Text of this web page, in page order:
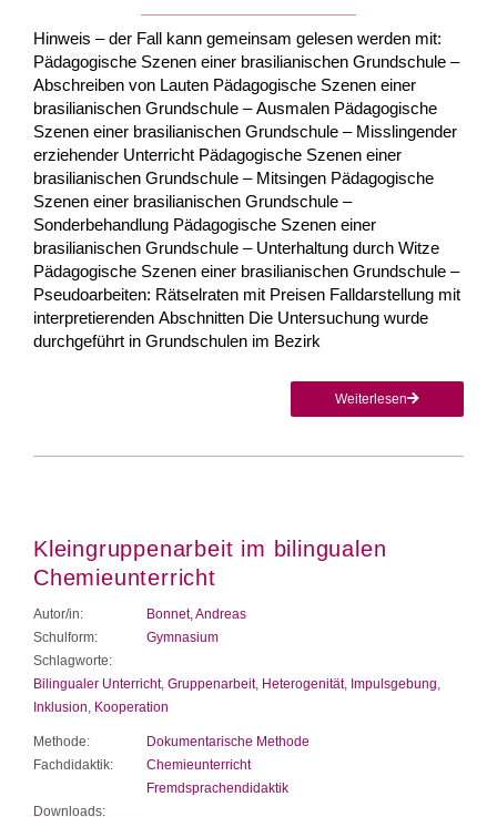
Hinweis – der Fall kann gemeinsam gelesen werden mit:
Pädagogische Szenen einer brasilianischen Grundschule –
Abschreiben von Lauten Pädagogische Szenen einer
brasilianischen Grundschule – Ausmalen Pädagogische
Szenen einer brasilianischen Grundschule – Misslingender
erziehender Unterricht Pädagogische Szenen einer
brasilianischen Grundschule – Mitsingen Pädagogische
Szenen einer brasilianischen Grundschule –
Sonderbehandlung Pädagogische Szenen einer
brasilianischen Grundschule – Unterhaltung durch Witze
Pädagogische Szenen einer brasilianischen Grundschule –
Pseudoarbeiten: Rätselraten mit Preisen Falldarstellung mit
interpretierenden Abschnitten Die Untersuchung wurde
durchgeführt in Grundschulen im Bezirk
Weiterlesen
Kleingruppenarbeit im bilingualen
Chemieunterricht
Autor/in:
Bonnet, Andreas
Schulform:
Gymnasium
Schlagworte:
Bilingualer Unterricht, Gruppenarbeit, Heterogenität, Impulsgebung
Inklusion Kooperation
Methode:
Dokumentarische Methode
Fachdidaktik:
Chemieunterricht
Fremdsprachendidaktik
Downloads: